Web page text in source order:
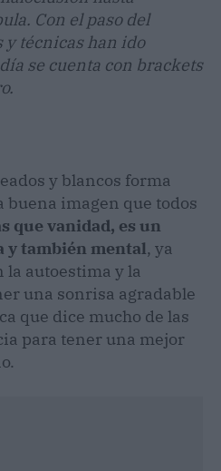
Con el paso del
y técnicas han ido
se cuenta con brackets
y blancos forma
imagen que todos
que vanidad, es un
y también mental, ya
la autoestima y la
una sonrisa agradable
que dice mucho de las
para tener una mejor